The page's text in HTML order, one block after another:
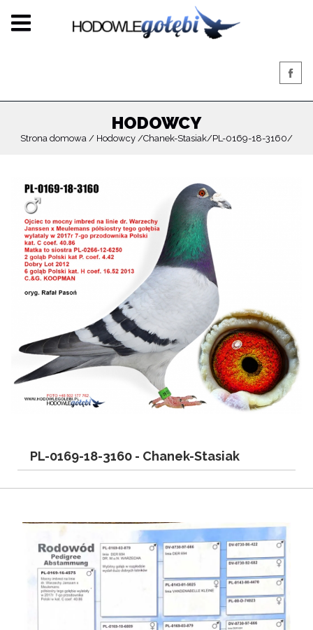
HODOWCY
Strona domowa Hodowcy Chanek-Stasiak PL-0169-18-3160
PL-0169-18-3160 - Chanek-Stasiak